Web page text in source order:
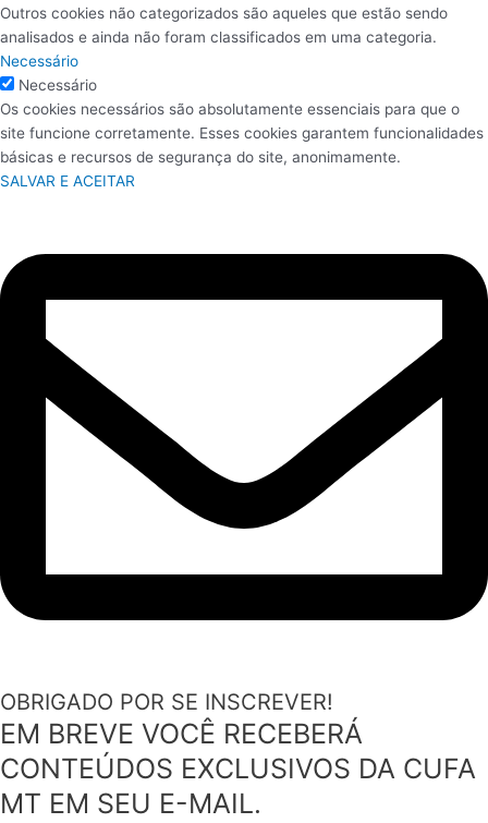
Outros cookies não categorizados são aqueles que estão sendo
analisados ​​e ainda não foram classificados em uma categoria.
Necessário
Necessário
Os cookies necessários são absolutamente essenciais para que o
site funcione corretamente. Esses cookies garantem funcionalidades
básicas e recursos de segurança do site, anonimamente.
SALVAR E ACEITAR
OBRIGADO POR SE INSCREVER!
EM BREVE VOCÊ RECEBERÁ
CONTEÚDOS EXCLUSIVOS DA CUFA
MT EM SEU E-MAIL.